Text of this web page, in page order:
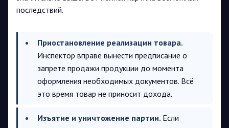
последствий.
Приостановление реализации товара.
Инспектор вправе вынести предписание о
запрете продажи продукции до момента
оформления необходимых документов. Всё
это время товар не приносит дохода.
Изъятие и уничтожение партии. Если